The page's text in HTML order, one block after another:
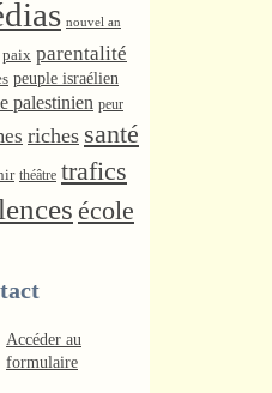
nouvel an
paix parentalité
peuple israélien
palestinien peur
riches santé
théâtre trafics
école
Accéder au
formulaire